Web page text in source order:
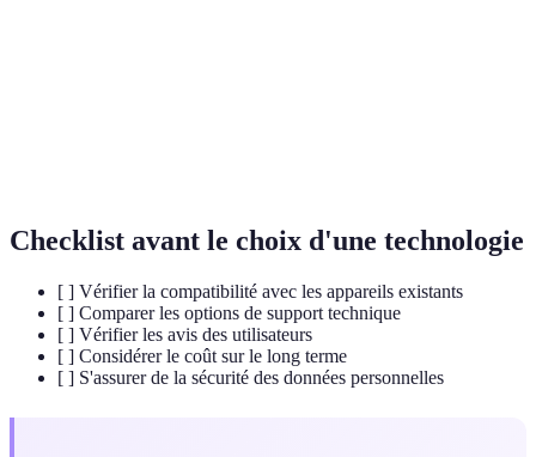
Checklist avant le choix d'une technologie
[ ] Vérifier la compatibilité avec les appareils existants
[ ] Comparer les options de support technique
[ ] Vérifier les avis des utilisateurs
[ ] Considérer le coût sur le long terme
[ ] S'assurer de la sécurité des données personnelles